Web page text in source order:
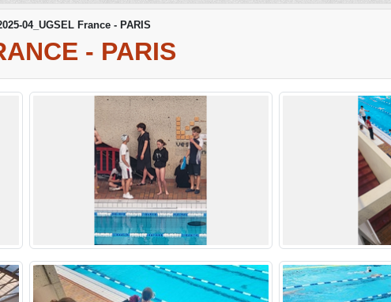
04_UGSEL France - PARIS
- PARIS